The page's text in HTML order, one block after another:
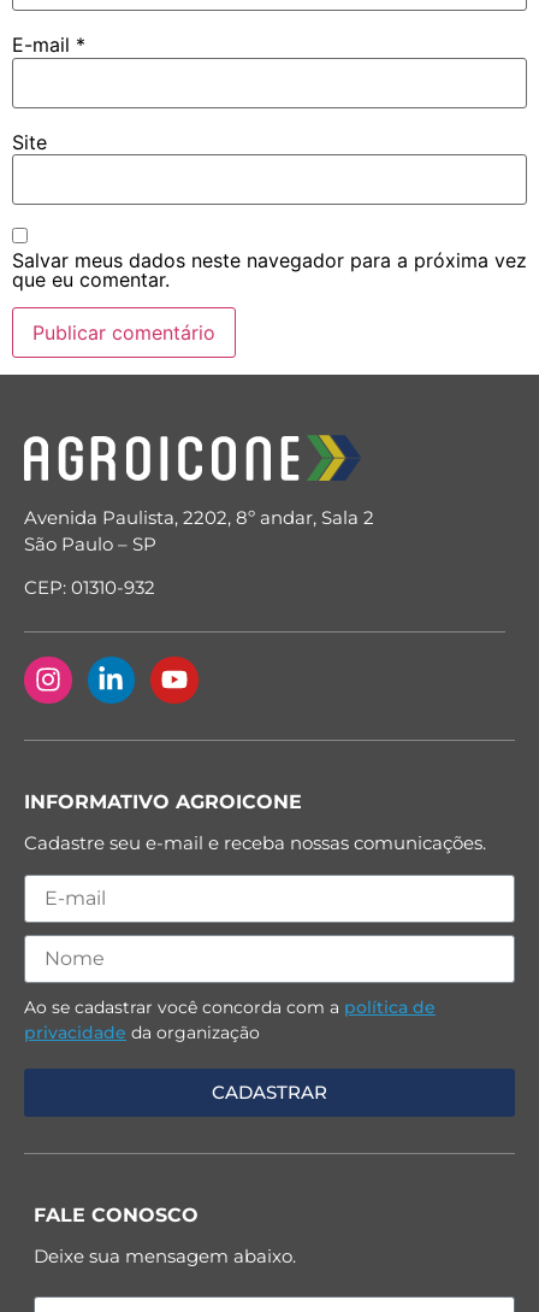
E-mail *
Site
Salvar meus dados neste navegador para a próxima vez
que eu comentar.
Avenida Paulista, 2202, 8º andar, Sala 2
São Paulo – SP
CEP: 01310-932
INFORMATIVO AGROICONE
Cadastre seu e-mail e receba nossas comunicações.
Ao se cadastrar você concorda com a política de
privacidade da organização
FALE CONOSCO
Deixe sua mensagem abaixo.